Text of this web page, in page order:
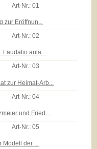
Art-Nr.:01
Eröffnun...
Art-Nr.:02
Laudatio anlä...
Art-Nr.:03
zur Heimat-Arb...
Art-Nr.:04
und Fried...
Art-Nr.:05
Modell der ...